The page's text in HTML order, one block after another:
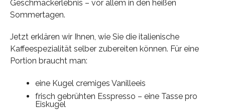
Geschmackerlebnis – vor allem in den heißen
Sommertagen.
Jetzt erklären wir Ihnen, wie Sie die italienische
Kaffeespezialität selber zubereiten können. Für eine
Portion braucht man:
eine Kugel cremiges Vanilleeis
frisch gebrühten Esspresso – eine Tasse pro
Eiskugel